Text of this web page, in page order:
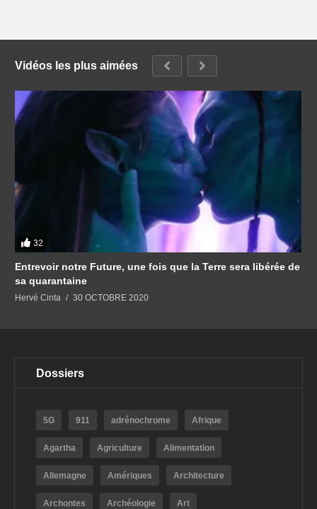
Vidéos les plus aimées
32
Entrevoir notre Future, une fois que la Terre sera libérée de
sa quarantaine
Hervé Cinta 30 OCTOBRE 2020
Dossiers
5G 911 adrénochrome Afrique
Agartha Agriculture Alimentation
Allemagne Amériques Architecture
Archontes Archéologie Art